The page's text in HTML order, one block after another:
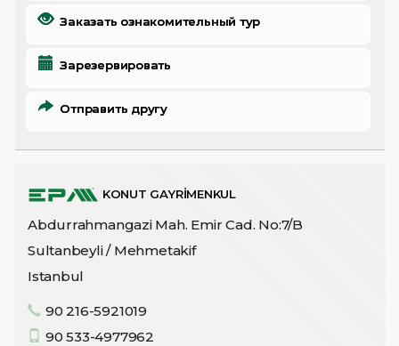
Заказать ознакомительный тур
Зарезервировать
Отправить другу
KONUT GAYRİMENKUL
Abdurrahmangazi Mah. Emir Cad. No:7/B
Sultanbeyli / Mehmetakif
Istanbul
90 216-5921019
90 533-4977962